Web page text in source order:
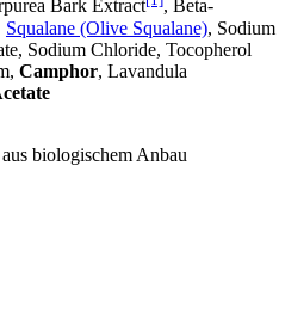
Bark Extract
, Beta-
Squalane (Olive Squalane), Sodium
Sodium Chloride, Tocopherol
Camphor, Lavandula
biologischem Anbau